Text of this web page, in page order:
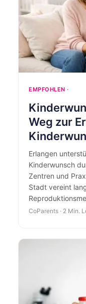
EMPFOHLEN ·
Weg zur
Erlangen
Kinderwunsch
Zentren und
Stadt vereint
CoParents · 2 Min.